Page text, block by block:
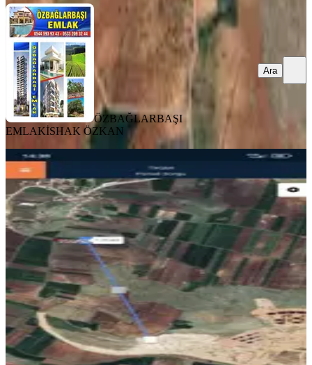
ÖZBAĞLARBAŞI
EMLAKİSHAK ÖZKAN
Ara
Ymz'den Burçkarakuyu Da Güney
Şehir E Çok Yakın Arazi
Gaziantep, Şahinbey
2730 m²·2.015/m²·12.01.2026
5.500.000 ₺
YMZ GAYRİMENKULSİNAN YILMAZ
Ara